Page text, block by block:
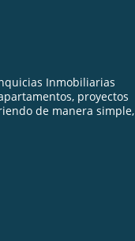
Inmobiliarias
proyectos
de manera simple,